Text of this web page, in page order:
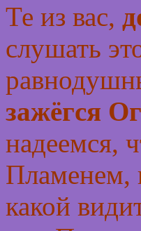
Те из вас,
слушать
зажёгся
надеемся,
Пламенем,
какой